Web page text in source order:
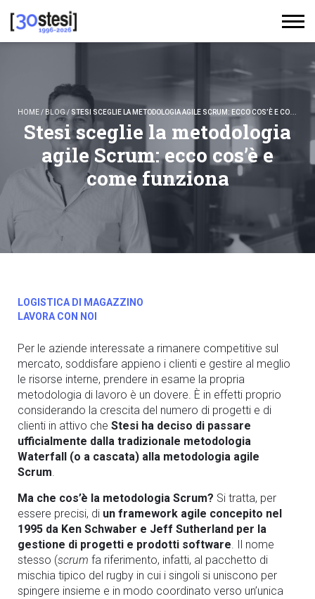
HOME/ BLOG / STESI SCEGLIE LA METODOLOGIA AGILE SCRUM: ECCO COS’È E COME FUNZIONA
Stesi sceglie la metodologia
agile Scrum: ecco cos’è e
come funziona
LOGISTICA DI MAGAZZINO
LAVORA CON NOI
Per le aziende interessate a rimanere competitive sul
mercato, soddisfare appieno i clienti e gestire al meglio
le risorse interne, prendere in esame la propria
metodologia di lavoro è un dovere. È in effetti proprio
considerando la crescita del numero di progetti e di
clienti in attivo che Stesi ha deciso di passare
ufficialmente dalla tradizionale metodologia
Waterfall (o a cascata) alla metodologia agile
Scrum.
Ma che cos’è la metodologia Scrum? Si tratta, per
essere precisi, di un framework agile concepito nel
1995 da Ken Schwaber e Jeff Sutherland per la
gestione di progetti e prodotti software. Il nome
stesso (scrum fa riferimento, infatti, al pacchetto di
mischia tipico del rugby in cui i singoli si uniscono per
spingere insieme e in modo coordinato verso un’unica